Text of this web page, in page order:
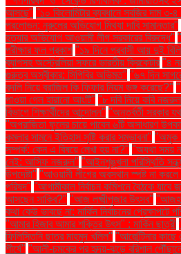
আসছে" "১০ কিলোমিটার ব্যবধানে সবজির দাম ৩-
প্রলোভন: নুরুলের অভিযোগ মিথ্যা দাবি সামান্তার"
হত্যার অভিযোগ আওয়ামী লীগ সরকারের বিরুদ্ধে"
পরীক্ষার ফল প্রকাশ "১৯ দিনে প্রবাসী আয় দুই
ব্যাগসহ অস্ট্রেলিয়া সফরে ভারতীয় ক্রিকেটার "৪
গুরুত্ব অস্বীকার: সিপিবির অভিমত" "৬৭ দিন
বদলি নিয়ে ব্রাজিল কি ফিফার নিয়ম ভঙ্গ করেছে?"
পাওয়া গেল হারানো আংটি" "৮ দবি নিয়ে কবি নজরুল
বিভাগে শিক্ষার্থীদের আন্দোলন" "অন্তর্বর্তী সরকার
"অপরাজিতা ফুলের চায়ে পাবেন ৬টি অসাধারণ
কমলার সামনে ইতিহাস সৃষ্টি করার সম্ভাবনা" "অমুক
সম্পর্ক: কেন এ বিষয়ে লেখা হয় না?" "অযথা সময়
নেই: আসিফ নজরুল" "আইনশৃঙ্খলা পরিস্থিতি
উপদেষ্টা" "আওয়ামী লীগের অবস্থান স্পষ্ট না
পরিষদ" "আগামীকাল নির্বাচন কমিশনে বৈঠকে যাবে
আসছেন সাকিব?" "আজ লক্ষ্মীপূজার উৎসব"
কথা কেউ ভাবছে না: মার্কিন নির্বাচনের প্রেক্ষাপটে
"আমার হিজাব আমার শক্তির উৎস" : মার্কিন ছাত্রী
ফিলিস্তিনি ছাত্র মাহমুদ খলিল" "আর্জেন্টিনার
শীর্ষে" "আলী-চমকের পর হৃদয়-ঝড়ে বরিশাল